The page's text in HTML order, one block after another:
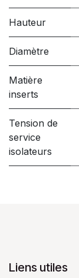
Hauteur
Diamètre
Matière
inserts
Tension de
service
isolateurs
Liens utiles